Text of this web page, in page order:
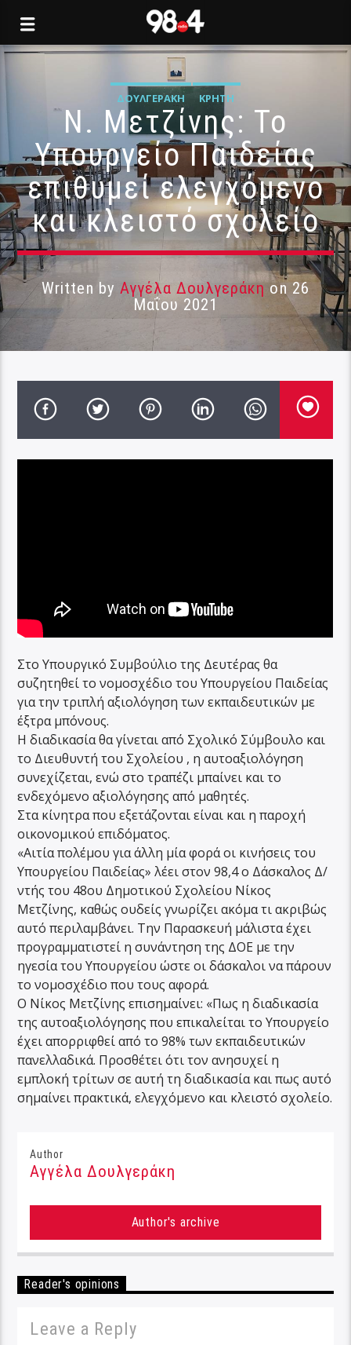
ΔΟΥΛΓΕΡΆΚΗ ΚΡΉΤΗ
Ν. Μετζίνης: Το
Υπουργείο Παιδείας
επιθυμεί ελεγχόμενο
και κλειστό σχολείο
Written by Αγγέλα Δουλγεράκηon 26
Μαΐου 2021
Στο Υπουργικό Συμβούλιο της Δευτέρας θα
συζητηθεί το νομοσχέδιο του Υπουργείου Παιδείας
για την τριπλή αξιολόγηση των εκπαιδευτικών με
έξτρα μπόνους.
Η διαδικασία θα γίνεται από Σχολικό Σύμβουλο και
το Διευθυντή του Σχολείου , η αυτοαξιολόγηση
συνεχίζεται, ενώ στο τραπέζι μπαίνει και το
ενδεχόμενο αξιολόγησης από μαθητές.
Στα κίνητρα που εξετάζονται είναι και η παροχή
οικονομικού επιδόματος.
«Αιτία πολέμου για άλλη μία φορά οι κινήσεις του
Υπουργείου Παιδείας» λέει στον 98,4 ο Δάσκαλος Δ/
ντής του 48ου Δημοτικού Σχολείου Νίκος
Μετζίνης, καθώς ουδείς γνωρίζει ακόμα τι ακριβώς
αυτό περιλαμβάνει. Την Παρασκευή μάλιστα έχει
προγραμματιστεί η συνάντηση της ΔΟΕ με την
ηγεσία του Υπουργείου ώστε οι δάσκαλοι να πάρουν
το νομοσχέδιο που τους αφορά.
Ο Νίκος Μετζίνης επισημαίνει: «Πως η διαδικασία
της αυτοαξιολόγησης που επικαλείται το Υπουργείο
έχει απορριφθεί από το 98% των εκπαιδευτικών
πανελλαδικά. Προσθέτει ότι τον ανησυχεί η
εμπλοκή τρίτων σε αυτή τη διαδικασία και πως αυτό
σημαίνει πρακτικά, ελεγχόμενο και κλειστό σχολείο.
Author
Αγγέλα Δουλγεράκη
Author's archive
Reader's opinions
Leave a Reply